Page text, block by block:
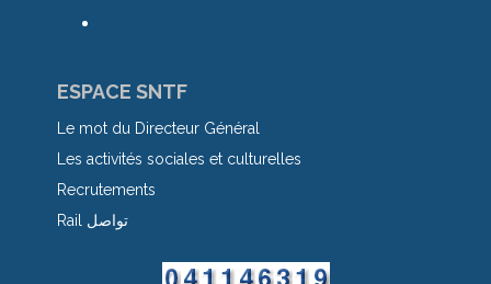
ESPACE SNTF
Le mot du Directeur Général
Les activités sociales et culturelles
Recrutements
Rail تواصل